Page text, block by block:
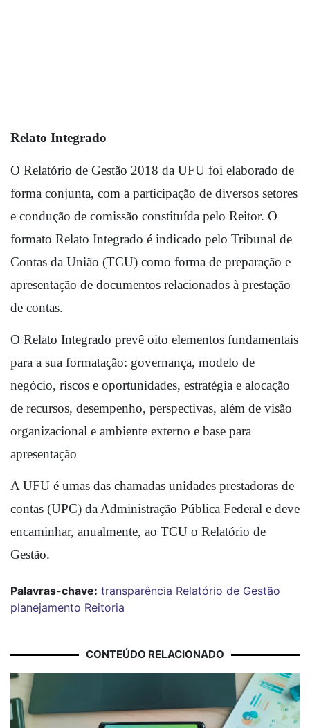
Relato Integrado
O Relatório de Gestão 2018 da UFU foi elaborado de
forma conjunta, com a participação de diversos setores
e condução de comissão constituída pelo Reitor. O
formato Relato Integrado é indicado pelo Tribunal de
Contas da União (TCU) como forma de preparação e
apresentação de documentos relacionados à prestação
de contas.
O Relato Integrado prevê oito elementos fundamentais
para a sua formatação: governança, modelo de
negócio, riscos e oportunidades, estratégia e alocação
de recursos, desempenho, perspectivas, além de visão
organizacional e ambiente externo e base para
apresentação
A UFU é umas das chamadas unidades prestadoras de
contas (UPC) da Administração Pública Federal e deve
encaminhar, anualmente, ao TCU o Relatório de
Gestão.
Palavras-chave: transparência Relatório de Gestão
planejamento Reitoria
CONTEÚDO RELACIONADO